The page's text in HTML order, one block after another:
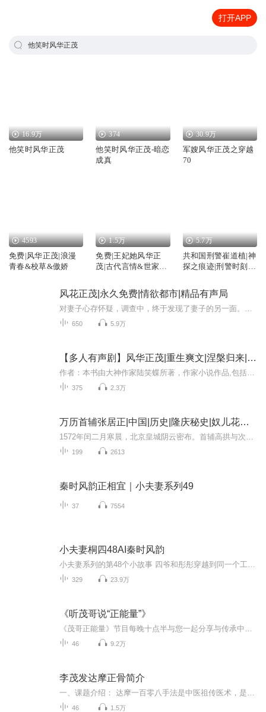
打开APP
他笑时风华正茂
16.9万
他笑时风华正茂
374
他笑时风华正茂-暗恋
成真
30.9万
军嫂风华正茂之穿越
70
4593
免费|风华正茂|浪漫
青春&校草&傲娇
1.5万
免费|王妃她风华正
茂|古代言情&世家&
5.7万
共和国刑警崔道植|神
探之痕迹|刑警时刻之
风花正茂|永久免费|情欲都市|精品有声局
650 5.9万
【多人有声剧】风华正茂|重生爽文|涅槃归来|复仇虐杀
375 2.3万
万历首辅张居正|中国|历史|隆庆秘史|奴儿花花|高张权争|殷正茂贪
199 2613
秦时风韵正相宜｜小夫妻系列49
37 7554
小夫妻桐四48AI秦时风韵
329 23.9万
《听茂哥说“正能量”》
46 9.2万
李茂发达摩正骨简介
46 1.5万